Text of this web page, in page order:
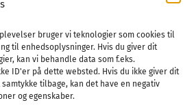
bruger vi teknologier som cookies til
til enhedsoplysninger. Hvis du giver dit
kan vi behandle data som f.eks.
ID'er på dette websted. Hvis du ikke giver dit
tilbage, kan det have en negativ
og egenskaber.
Tel :89 88 13 90
Bridal Media